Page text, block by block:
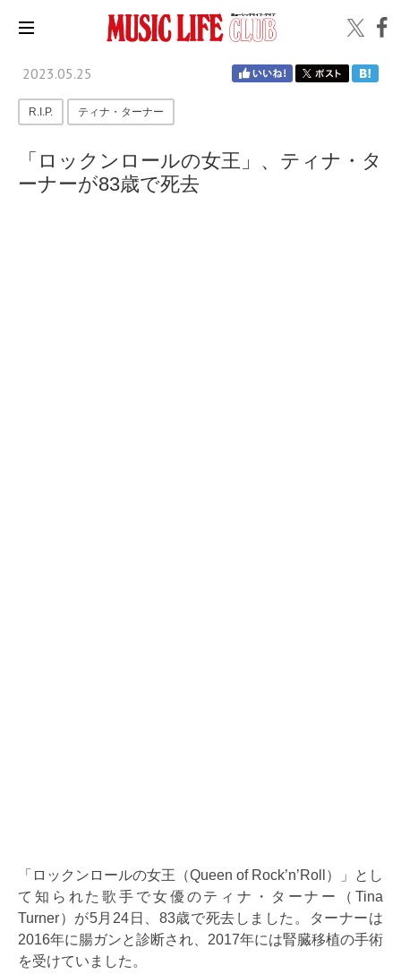
2023.05.25
R.I.P. ティナ・ターナー
「ロックンロールの女王」、ティナ・タ
ーナーが83歳で死去
「ロックンロールの女王（Queen of Rock’n’Roll）」とし
て知られた歌手で女優のティナ・ターナー（Tina
Turner）が5月24日、83歳で死去しました。ターナーは
2016年に腸ガンと診断され、2017年には腎臓移植の手術
を受けていました。